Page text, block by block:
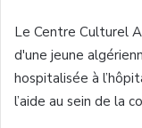
Le Centre Culturel
d'une jeune
hospitalisée à
l’aide au sein de la